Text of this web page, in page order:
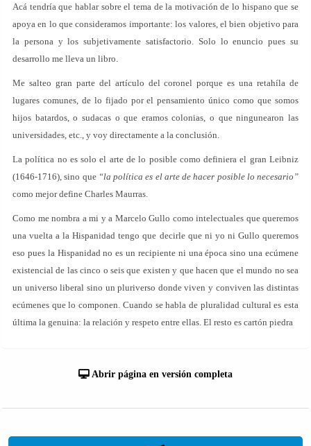
Acá tendría que hablar sobre el tema de la motivación de lo hispano que se
apoya en lo que consideramos importante: los valores, el bien objetivo para
la persona y los subjetivamente satisfactorio. Solo lo enuncio pues su
desarrollo me lleva un libro.
Me salteo gran parte del artículo del coronel porque es una retahíla de
lugares comunes, de lo fijado por el pensamiento único como que somos
hijos batardos, o sudacas o que eramos colonias, o que ningunearon las
universidades, etc., y voy directamente a la conclusión.
La política no es solo el arte de lo posible como definiera el gran Leibniz
(1646-1716), sino que “la política es el arte de hacer posible lo necesario”
como mejor define Charles Maurras.
Como me nombra a mi y a Marcelo Gullo como intelectuales que queremos
una vuelta a la Hispanidad tengo que decirle que ni yo ni Gullo queremos
eso pues la Hispanidad no es un recipiente ni una época sino una ecúmene
existencial de las cinco o seis que existen y que hacen que el mundo no sea
un universo liberal sino un pluriverso donde viven y conviven las distintas
ecúmenes que lo componen. Cuando se habla de pluralidad cultural es esta
última la genuina: la relación y respeto entre ellas. El resto es cartón piedra
Abrir página en versión completa